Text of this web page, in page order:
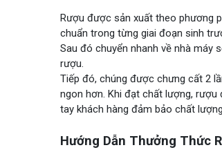
Rượu được sản xuất theo phương
chuẩn trong từng giai đoạn sinh
Sau đó chuyển nhanh về nhà máy
rượu.
Tiếp đó, chúng được chưng cất 2
ngon hơn. Khi đạt chất lượng,
tay khách hàng đảm bảo chất
Hướng Dẫn Thưởng Thức